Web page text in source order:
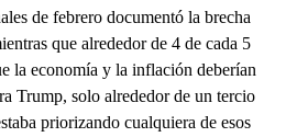
de febrero documentó la brecha
que alrededor de 4 de cada 5
la economía y la inflación deberían
Trump, solo alrededor de un tercio
priorizando cualquiera de esos